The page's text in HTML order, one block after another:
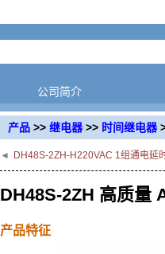
公司简介
产品 >> 继电器>> 时间继电器
◄ DH48S-2ZH-H220VAC 1组通电延
DH48S-2ZH 高质量
产品特征